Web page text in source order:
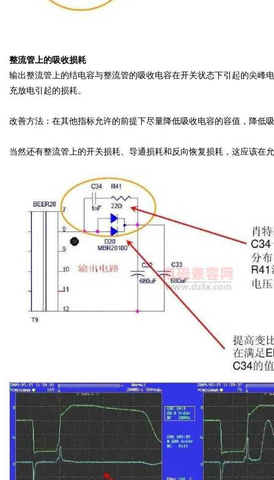
整流管上的吸收损耗
输出整流管上的结电容与整流管的吸收电容在开关状态下引起的尖峰
充放电引起的损耗。
改善方法：在其他指标允许的前提下尽量降低吸收电容的容值，降低
当然还有整流管上的开关损耗、导通损耗和反向恢复损耗，这应该在